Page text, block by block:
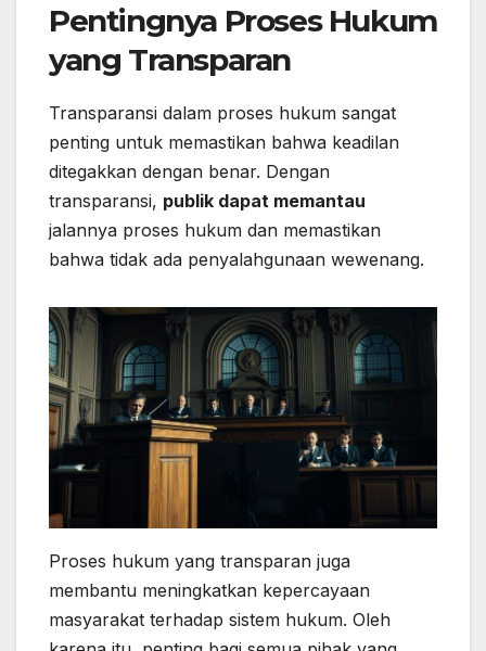
Pentingnya Proses Hukum
yang Transparan
Transparansi dalam proses hukum sangat
penting untuk memastikan bahwa keadilan
ditegakkan dengan benar. Dengan
transparansi, publik dapat memantau
jalannya proses hukum dan memastikan
bahwa tidak ada penyalahgunaan wewenang.
Proses hukum yang transparan juga
membantu meningkatkan kepercayaan
masyarakat terhadap sistem hukum. Oleh